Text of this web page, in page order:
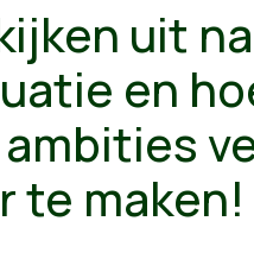
uit
en
te maken!